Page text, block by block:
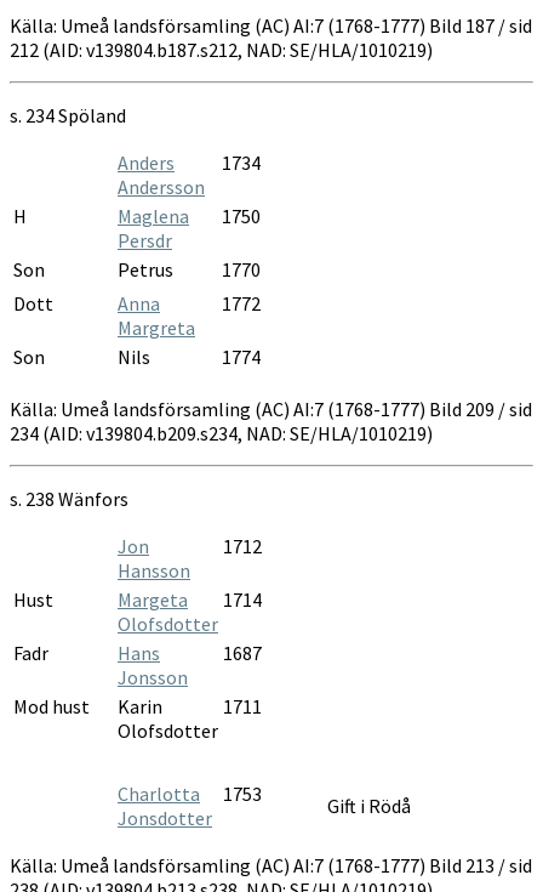
Källa: Umeå landsförsamling (AC) AI:7 (1768-1777) Bild 187 / sid
212 (AID: v139804.b187.s212, NAD: SE/HLA/1010219)
s. 234Spöland
Anders
Andersson
1734
H
Maglena
Persdr
1750
Son Petrus
1770
Dott
Anna
Margreta
1772
Son Nils 1774
Källa: Umeå landsförsamling (AC) AI:7 (1768-1777) Bild 209 / sid
234 (AID: v139804.b209.s234, NAD: SE/HLA/1010219)
s. 238 Wänfors
Jon
Hansson
1712
Hust
Margeta
Olofsdotter
1714
Fadr
Hans
Jonsson
1687
Mod hust
Karin
Olofsdotter
1711
Charlotta
Jonsdotter
1753 Gift i Rödå
Källa: Umeå landsförsamling (AC) AI:7 (1768-1777) Bild 213 / sid